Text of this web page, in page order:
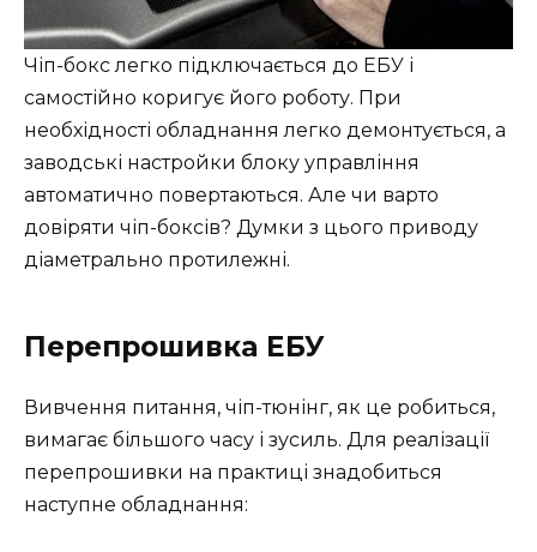
Чіп-бокс легко підключається до ЕБУ і
самостійно коригує його роботу. При
необхідності обладнання легко демонтується, а
заводські настройки блоку управління
автоматично повертаються. Але чи варто
довіряти чіп-боксів? Думки з цього приводу
діаметрально протилежні.
Перепрошивка ЕБУ
Вивчення питання, чіп-тюнінг, як це робиться,
вимагає більшого часу і зусиль. Для реалізації
перепрошивки на практиці знадобиться
наступне обладнання: